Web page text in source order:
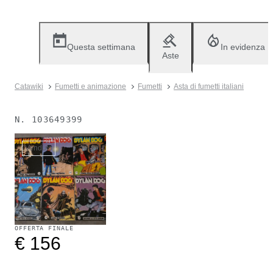
Questa settimana
Aste
In evidenza
Catawiki Fumetti e animazione Fumetti Asta di fumetti italiani
N. 103649399
Venduto
OFFERTA FINALE
€ 156